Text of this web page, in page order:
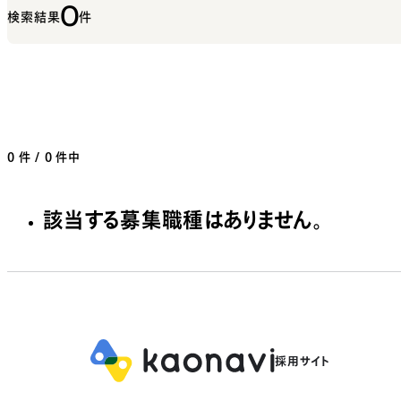
検索結果0件
0 件 / 0 件中
該当する募集職種はありません。